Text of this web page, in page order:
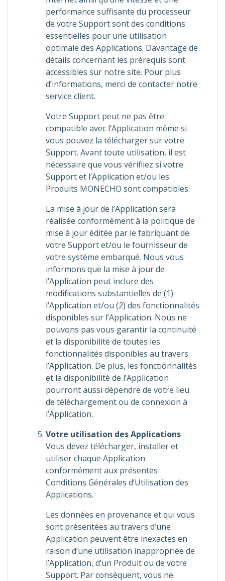
performance suffisante du processeur
de votre Support sont des conditions
essentielles pour une utilisation
optimale des Applications. Davantage de
détails concernant les prérequis sont
accessibles sur notre site. Pour plus
d’informations, merci de contacter notre
service client.
Votre Support peut ne pas être
compatible avec l’Application même si
vous pouvez la télécharger sur votre
Support. Avant toute utilisation, il est
nécessaire que vous vérifiiez si votre
Support et l’Application et/ou les
Produits MONECHO sont compatibles.
La mise à jour de l’Application sera
réalisée conformément à la politique de
mise à jour éditée par le fabriquant de
votre Support et/ou le fournisseur de
votre système embarqué. Nous vous
informons que la mise à jour de
l’Application peut inclure des
modifications substantielles de (1)
l’Application et/ou (2) des fonctionnalités
disponibles sur l’Application. Nous ne
pouvons pas vous garantir la continuité
et la disponibilité de toutes les
fonctionnalités disponibles au travers
l’Application. De plus, les fonctionnalités
et la disponibilité de l’Application
pourront aussi dépendre de votre lieu
de téléchargement ou de connexion à
l’Application.
Votre utilisation des Applications
Vous devez télécharger, installer et
utiliser chaque Application
conformément aux présentes
Conditions Générales d’Utilisation des
Applications.
Les données en provenance et qui vous
sont présentées au travers d’une
Application peuvent être inexactes en
raison d’une utilisation inappropriée de
l’Application, d’un Produit ou de votre
Support. Par conséquent, vous ne